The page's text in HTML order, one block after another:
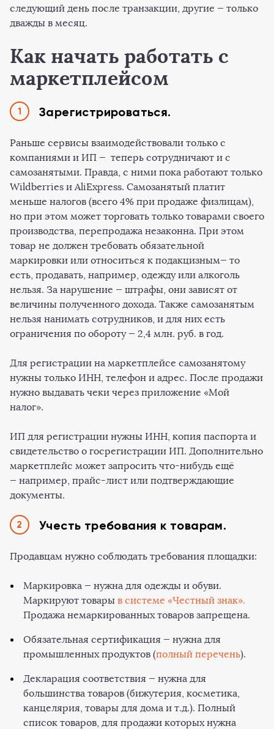
следующий день после транзакции, другие — только
дважды в месяц.
Как начать работать с
маркетплейсом
Зарегистрироваться.
Раньше сервисы взаимодействовали только с
компаниями и ИП — теперь сотрудничают и с
самозанятыми. Правда, с ними пока работают только
Wildberries и AliExpress. Самозанятый платит
меньше налогов (всего 4% при продаже физлицам),
но при этом может торговать только товарами своего
производства, перепродажа незаконна. При этом
товар не должен требовать обязательной
маркировки или относиться к подакцизным— то
есть, продавать, например, одежду или алкоголь
нельзя. За нарушение — штрафы, они зависят от
величины полученного дохода. Также самозанятым
нельзя нанимать сотрудников, и для них есть
ограничения по обороту — 2,4 млн. руб. в год.
Для регистрации на маркетплейсе самозанятому
нужны только ИНН, телефон и адрес. После продажи
нужно выдавать чеки через приложение «Мой
налог».
ИП для регистрации нужны ИНН, копия паспорта и
свидетельство о госрегистрации ИП. Дополнительно
маркетплейс может запросить что-нибудь ещё
— например, прайс-лист или подтверждающие
документы.
Учесть требования к товарам.
Продавцам нужно соблюдать требования площадки:
Маркировка — нужна для одежды и обуви.
Маркируют товары в системе «Честный знак».
Продажа немаркированных товаров запрещена.
Обязательная сертификация — нужна для
промышленных продуктов (полный перечень).
Декларация соответствия — нужна для
большинства товаров (бижутерия, косметика,
канцелярия, товары для дома и т.д.). Полный
список товаров, для продажи которых нужна